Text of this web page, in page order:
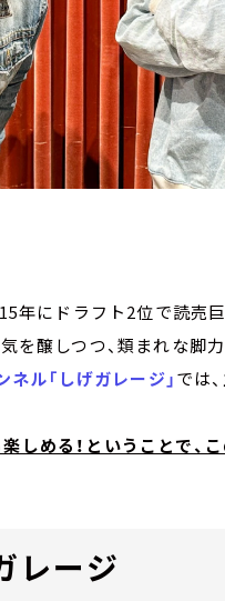
年にドラフト2位で読売巨
を醸しつつ、類まれな脚
ル「しげガレージ」では
しめる！ということで、
レージ